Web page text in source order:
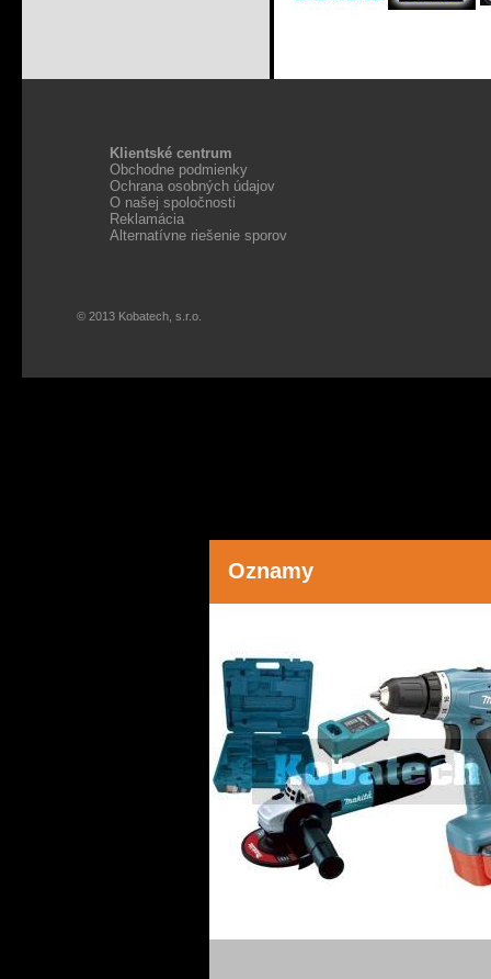
Oznamy
Klientské centrum
Obchodne podmienky
Ochrana osobných údajov
O našej spoločnosti
Reklamácia
Alternatívne riešenie sporov
© 2013 Kobatech, s.r.o.